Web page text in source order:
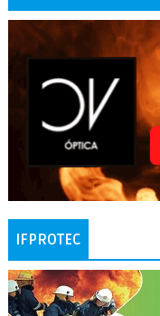
IFPROTEC